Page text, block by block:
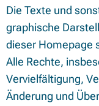
Die Texte und
graphische
dieser Homepage
Alle Rechte,
Vervielfältigung,
Änderung und